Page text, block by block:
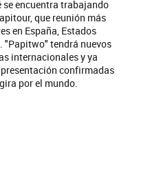
encuentra trabajando
que reunión más
en España, Estados
"Papitwo" tendrá nuevos
internacionales y ya
confirmadas
por el mundo.